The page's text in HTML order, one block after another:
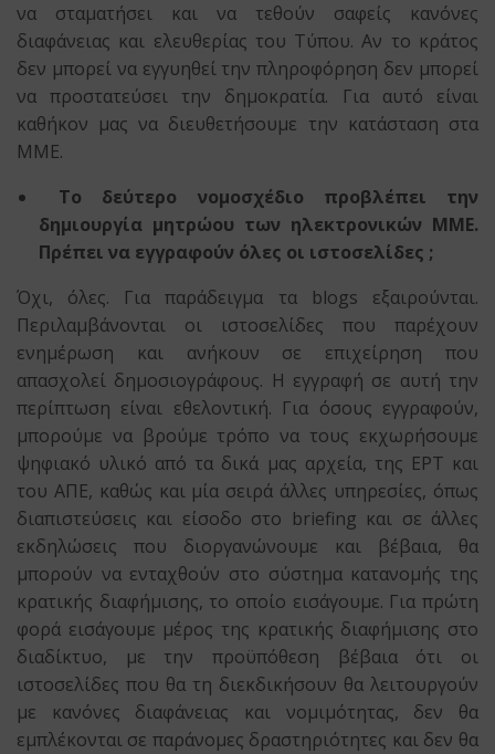
να σταματήσει και να τεθούν σαφείς κανόνες
διαφάνειας και ελευθερίας του Τύπου. Αν το κράτος
δεν μπορεί να εγγυηθεί την πληροφόρηση δεν μπορεί
να προστατεύσει την δημοκρατία. Για αυτό είναι
καθήκον μας να διευθετήσουμε την κατάσταση στα
ΜΜΕ.
Το δεύτερο νομοσχέδιο προβλέπει την
δημιουργία μητρώου των ηλεκτρονικών ΜΜΕ.
Πρέπει να εγγραφούν όλες οι ιστοσελίδες ;
Όχι, όλες. Για παράδειγμα τα blogs εξαιρούνται.
Περιλαμβάνονται οι ιστοσελίδες που παρέχουν
ενημέρωση και ανήκουν σε επιχείρηση που
απασχολεί δημοσιογράφους. Η εγγραφή σε αυτή την
περίπτωση είναι εθελοντική. Για όσους εγγραφούν,
μπορούμε να βρούμε τρόπο να τους εκχωρήσουμε
ψηφιακό υλικό από τα δικά μας αρχεία, της ΕΡΤ και
του ΑΠΕ, καθώς και μία σειρά άλλες υπηρεσίες, όπως
διαπιστεύσεις και είσοδο στο briefing και σε άλλες
εκδηλώσεις που διοργανώνουμε και βέβαια, θα
μπορούν να ενταχθούν στο σύστημα κατανομής της
κρατικής διαφήμισης, το οποίο εισάγουμε. Για πρώτη
φορά εισάγουμε μέρος της κρατικής διαφήμισης στο
διαδίκτυο, με την προϋπόθεση βέβαια ότι οι
ιστοσελίδες που θα τη διεκδικήσουν θα λειτουργούν
με κανόνες διαφάνειας και νομιμότητας, δεν θα
εμπλέκονται σε παράνομες δραστηριότητες και δεν θα